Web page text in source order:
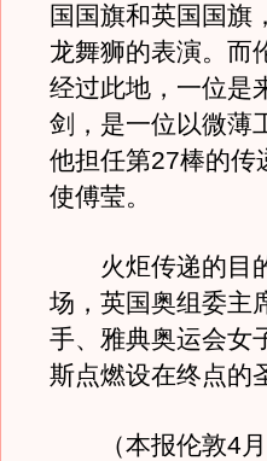
国国旗和英国国旗
龙舞狮的表演。而
经过此地，一位是
剑，是一位以微薄
他担任第27棒的传
使傅莹。
火炬传递的目的
场，英国奥组委主
手、雅典奥运会女
斯点燃设在终点的
（本报伦敦4月